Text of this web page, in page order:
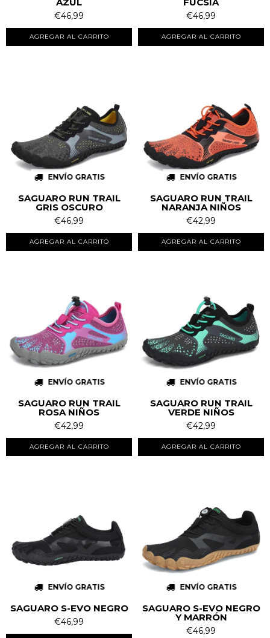
€46,99
AGREGAR AL CARRITO
€46,99
AGREGAR AL CARRITO
ENVÍO GRATIS
SAGUARO RUN TRAIL
GRIS OSCURO
€46,99
AGREGAR AL CARRITO
ENVÍO GRATIS
SAGUARO RUN TRAIL
NARANJA NIÑOS
€42,99
AGREGAR AL CARRITO
ENVÍO GRATIS
SAGUARO RUN TRAIL
ROSA NIÑOS
€42,99
AGREGAR AL CARRITO
ENVÍO GRATIS
SAGUARO RUN TRAIL
VERDE NIÑOS
€42,99
AGREGAR AL CARRITO
ENVÍO GRATIS
SAGUARO S-EVO NEGRO
€46,99
ENVÍO GRATIS
SAGUARO S-EVO NEGRO
Y MARRÓN
€46,99